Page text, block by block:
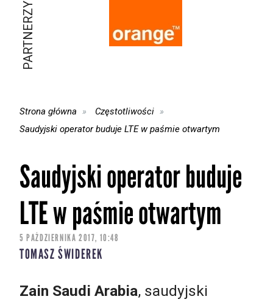
PARTNERZY
Strona główna
Częstotliwości
Saudyjski operator buduje LTE w paśmie otwartym
Saudyjski operator buduje
LTE w paśmie otwartym
5 PAŹDZIERNIKA 2017, 10:48
TOMASZ ŚWIDEREK
Zain Saudi Arabia, saudyjski